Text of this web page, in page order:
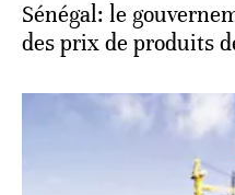
Sénégal: le
des prix de produits